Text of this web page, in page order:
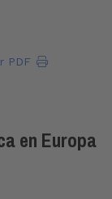
PDF
en Europa